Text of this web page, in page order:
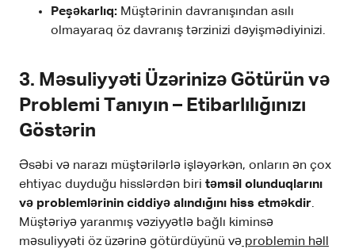
Peşəkarlıq: Müştərinin davranışından asılı
olmayaraq öz davranış tərzinizi dəyişmədiyinizi.
3. Məsuliyyəti Üzərinizə Götürün və
Problemi Tanıyın – Etibarlılığınızı
Göstərin
Əsəbi və narazı müştərilərlə işləyərkən, onların ən çox
ehtiyac duyduğu hisslərdən biri təmsil olunduqlarını
və problemlərinin ciddiyə alındığını hiss etməkdir.
Müştəriyə yaranmış vəziyyətlə bağlı kiminsə
məsuliyyəti öz üzərinə götürdüyünü və problemin həll